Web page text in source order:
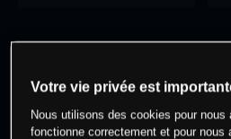
cet actif
Votre vie privée est
Nous utilisons des cookies pour nous
fonctionne correctement et pour nous